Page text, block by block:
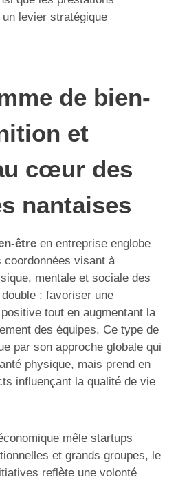
levier stratégique
de bien-
et
cœur des
nantaises
être en entreprise englobe
coordonnées visant à
mentale et sociale des
: favoriser une
tout en augmentant la
des équipes. Ce type de
par son approche globale qui
physique, mais prend en
influençant la qualité de vie
mêle startups
et grands groupes, le
reflète une volonté